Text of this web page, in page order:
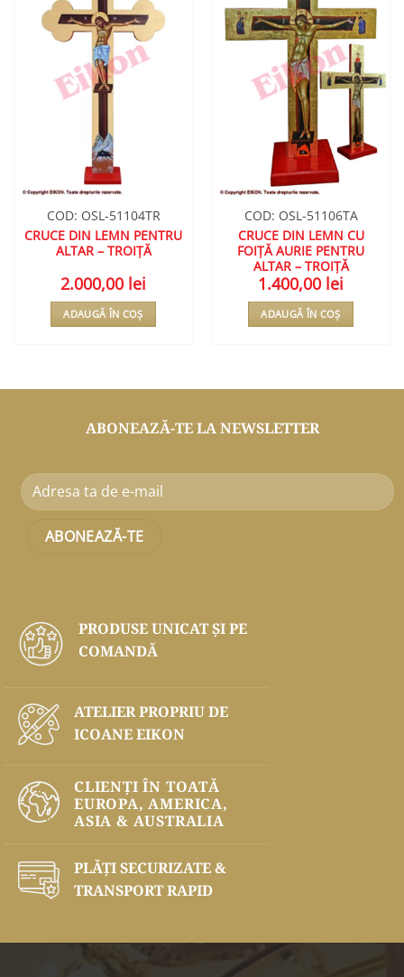
ÎN
WISHLIST
COD: OSL-51104TR
CRUCE DIN LEMN PENTRU
ALTAR – TROIȚĂ
2.000,00 lei
ADAUGĂ ÎN COȘ
ÎN
WISHLIST
COD: OSL-51106TA
CRUCE DIN LEMN CU
FOIȚĂ AURIE PENTRU
ALTAR – TROIȚĂ
1.400,00 lei
ADAUGĂ ÎN COȘ
ABONEAZĂ-TE LA NEWSLETTER
PRODUSE UNICAT ŞI PE
COMANDĂ
ATELIER PROPRIU DE
ICOANE EIKON
CLIENȚI ÎN TOATĂ
EUROPA, AMERICA,
ASIA & AUSTRALIA
PLĂŢI SECURIZATE &
TRANSPORT RAPID